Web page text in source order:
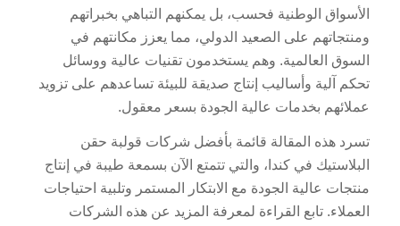
الأسواق الوطنية فحسب، بل يمكنهم التباهي بخبراتهم
ومنتجاتهم على الصعيد الدولي، مما يعزز مكانتهم في
السوق العالمية. وهم يستخدمون تقنيات عالية ووسائل
تحكم آلية وأساليب إنتاج صديقة للبيئة تساعدهم على تزويد
عملائهم بخدمات عالية الجودة بسعر معقول.
تسرد هذه المقالة قائمة بأفضل شركات قولبة حقن
البلاستيك في كندا، والتي تتمتع الآن بسمعة طيبة في إنتاج
منتجات عالية الجودة مع الابتكار المستمر وتلبية احتياجات
العملاء. تابع القراءة لمعرفة المزيد عن هذه الشركات